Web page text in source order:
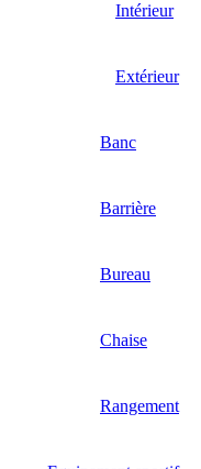
Intérieur
Extérieur
Banc
Barrière
Bureau
Chaise
Rangement